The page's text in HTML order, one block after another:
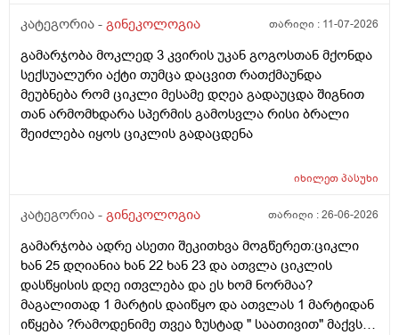
თვე გავიდა... 9 ივლის რო დავორსულებოდი როგორ
ტკივილის ხან არა, შარდვის შემდეგ ტკივილი და
შებერილობის შეგრძმება...ჩემით ორციპოლი და
ნოშპაც დავლიეე.... რა უნდა ვქნა
კატეგორია - გინეკოლოგია თარიღი : 11-07-2026
გამარჯობა მოკლედ 3 კვირის უკან გოგოსთან მქონდა
სექსუალური აქტი თუმცა დაცვით რათქმაუნდა
მეუბნება რომ ციკლი მესამე დღეა გადაუცდა შიგნით
თან არმომხდარა სპერმის გამოსვლა რისი ბრალი
შეიძლება იყოს ციკლის გადაცდენა
იხილეთპასუხი
კატეგორია - გინეკოლოგია თარიღი :26-06-2026
გამარჯობა ადრე ასეთი შეკითხვა მოგწერეთ:ციკლი
ხან 25 დღიანია ხან 22 ხან 23 და ათვლა ციკლის
დასწყისის დღე ითვლება და ეს ხომ ნორმაა?
მაგალითად 1 მარტის დაიწყო და ათვლას 1 მარტიდან
იწყება ?რამოდენიმე თვეა ზუსტად " საათივით" მაქვს